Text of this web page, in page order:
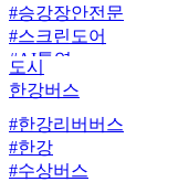
#승강장안전문
#스크린도어
#AI통역
#지하철관광
#태그리스
#지하철노선도
#이동약자
도시
한강버스
#한강리버버스
#한강
#수상버스